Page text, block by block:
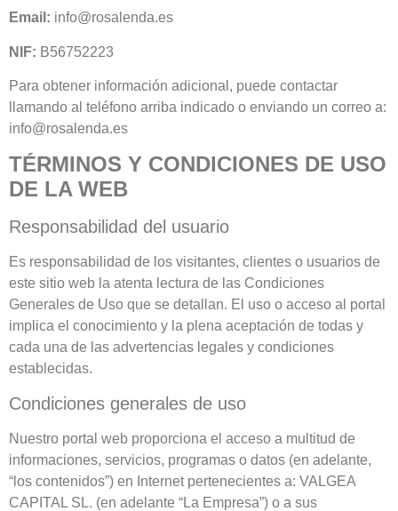
Email: info@rosalenda.es
NIF: B56752223
Para obtener información adicional, puede contactar
llamando al teléfono arriba indicado o enviando un correo a:
info@rosalenda.es
TÉRMINOS Y CONDICIONES DE USO
DE LA WEB
Responsabilidad del usuario
Es responsabilidad de los visitantes, clientes o usuarios de
este sitio web la atenta lectura de las Condiciones
Generales de Uso que se detallan. El uso o acceso al portal
implica el conocimiento y la plena aceptación de todas y
cada una de las advertencias legales y condiciones
establecidas.
Condiciones generales de uso
Nuestro portal web proporciona el acceso a multitud de
informaciones, servicios, programas o datos (en adelante,
“los contenidos”) en Internet pertenecientes a: VALGEA
CAPITAL SL. (en adelante “La Empresa”) o a sus